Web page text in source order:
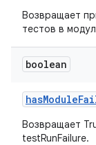
Возвращает
тестов в
boolean
hasModule
Возвращает
testRunFailure.